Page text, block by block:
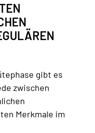
gibt es
zwischen
Merkmale im